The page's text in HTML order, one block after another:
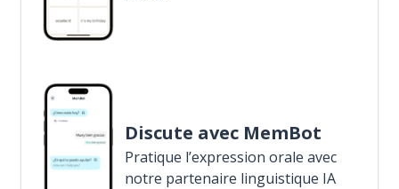
Discute avec MemBot
Pratique l’expression orale avec
notre partenaire linguistique IA